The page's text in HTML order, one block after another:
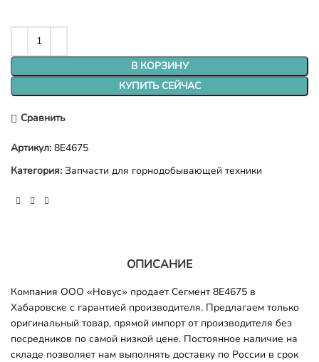
В КОРЗИНУ
КУПИТЬ СЕЙЧАС
Сравнить
Артикул: 8E4675
Категория: Запчасти для горнодобывающей техники
ОПИСАНИЕ
Компания ООО «Новус» продает Сегмент 8E4675 в
Хабаровске с гарантией производителя. Предлагаем только
оригинальный товар, прямой импорт от производителя без
посредников по самой низкой цене. Постоянное наличие на
складе позволяет нам выполнять доставку по России в срок